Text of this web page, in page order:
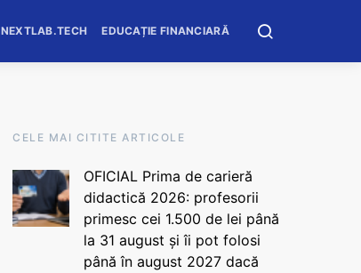
NEXTLAB.TECH EDUCAȚIE FINANCIARĂ
CELE MAI CITITE ARTICOLE
OFICIAL Prima de carieră
didactică 2026: profesorii
primesc cei 1.500 de lei până
la 31 august și îi pot folosi
până în august 2027 dacă